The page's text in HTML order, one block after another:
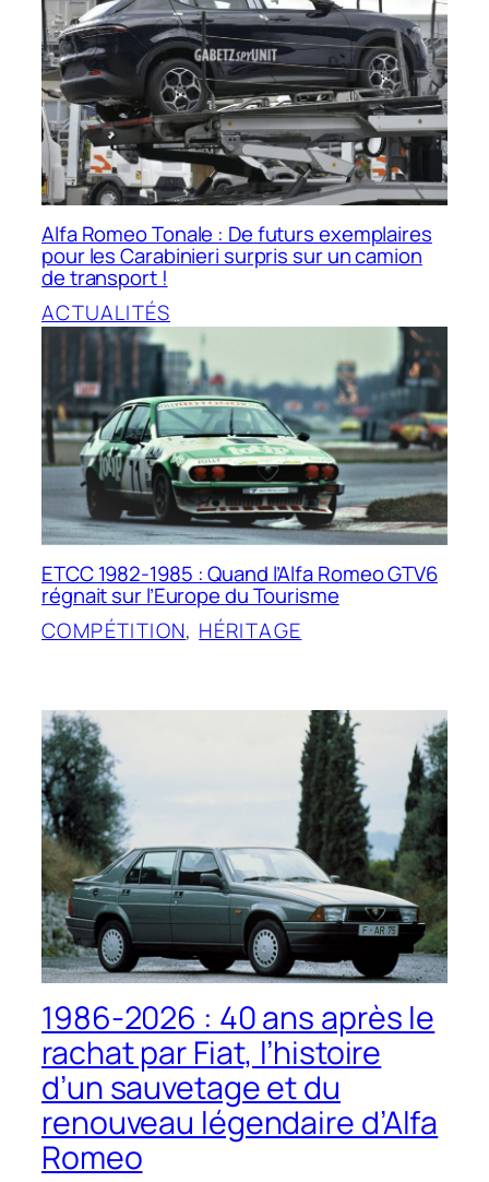
Alfa Romeo Tonale : De futurs exemplaires
pour les Carabinieri surpris sur un camion
de transport !
ACTUALITÉS
ETCC 1982-1985 : Quand l’Alfa Romeo GTV6
régnait sur l’Europe du Tourisme
COMPÉTITION, HÉRITAGE
1986-2026 : 40 ans après le
rachat par Fiat, l’histoire
d’un sauvetage et du
renouveau légendaire d’Alfa
Romeo